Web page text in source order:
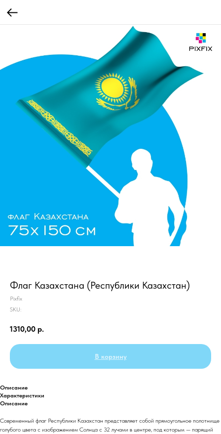
Флаг Казахстана (Республики Казахстан)
Pixfix
SKU:
1310,00 р.
В корзину
Описание
Характеристики
Описание
Современный флаг Республики Казахстан представляет собой прямоугольное полотнище
голубого цвета с изображением Солнца с 32 лучами в центре, под которым — парящий